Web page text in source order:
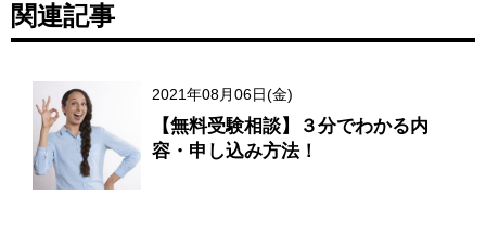
関連記事
2021年08月06日(金)
【無料受験相談】３分でわかる内
容・申し込み方法！